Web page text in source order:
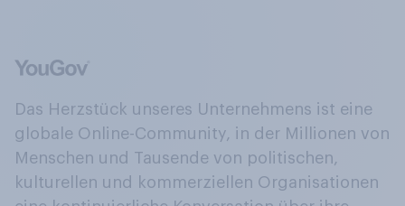
Das Herzstück unseres Unternehmens ist eine
globale Online-Community, in der Millionen von
Menschen und Tausende von politischen,
kulturellen und kommerziellen Organisationen